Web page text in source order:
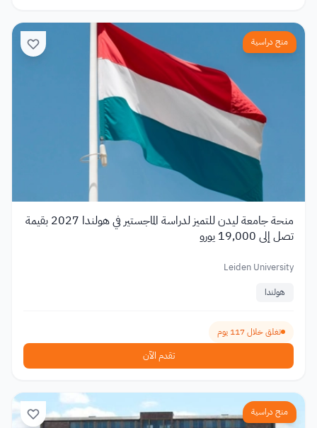
منح دراسية
منحة جامعة ليدن للتميز لدراسة الماجستير في هولندا 2027 بقيمة
تصل إلى 19,000 يورو
Leiden University
هولندا
تغلق خلال 117 يوم
تقدم الآن
منح دراسية